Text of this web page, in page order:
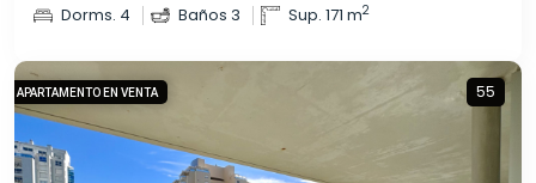
Dorms. 4 Baños 3 Sup. 171 m2
APARTAMENTO EN VENTA 55